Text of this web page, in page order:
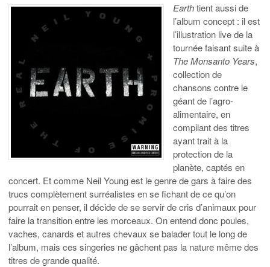
Earthtient aussi de
l’album concept : il est
l’illustration live de la
tournée faisant suite à
The Monsanto Years,
collection de
chansons contre le
géant de l’agro-
alimentaire, en
compilant des titres
ayant trait à la
protection de la
planète, captés en
concert. Et comme Neil Young est le genre de gars à faire des
trucs complètement surréalistes en se fichant de ce qu’on
pourrait en penser, il décide de se servir de cris d’animaux pour
faire la transition entre les morceaux. On entend donc poules,
vaches, canards et autres chevaux se balader tout le long de
l’album, mais ces singeries ne gâchent pas la nature même des
titres de grande qualité.